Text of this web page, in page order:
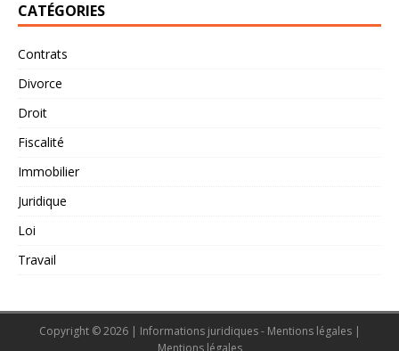
CATÉGORIES
Contrats
Divorce
Droit
Fiscalité
Immobilier
Juridique
Loi
Travail
Copyright © 2026 | Informations juridiques - Mentions légales |
Mentions légales